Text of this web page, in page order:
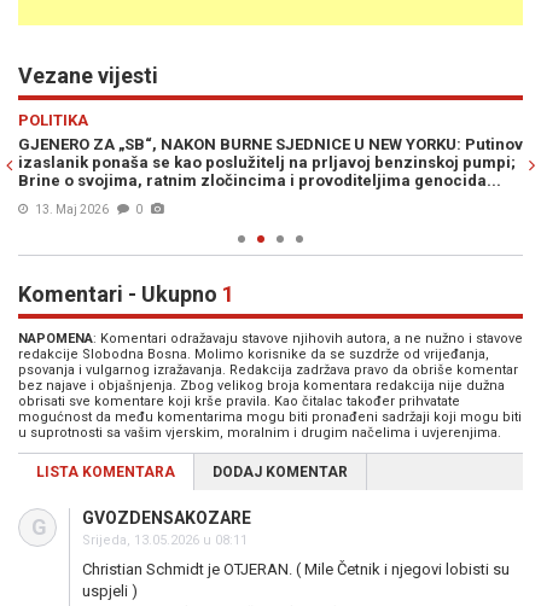
Vezane vijesti
POLITIKA
GJENERO ZA „SB“, NAKON BURNE SJEDNICE U NEW YORKU: Putinov
izaslanik ponaša se kao poslužitelj na prljavoj benzinskoj pumpi;
Brine o svojima, ratnim zločincima i provoditeljima genocida...
13. Maj 2026 0
Komentari - Ukupno 1
NAPOMENA: Komentari odražavaju stavove njihovih autora, a ne nužno i stavove
redakcije Slobodna Bosna. Molimo korisnike da se suzdrže od vrijeđanja,
psovanja i vulgarnog izražavanja. Redakcija zadržava pravo da obriše komentar
bez najave i objašnjenja. Zbog velikog broja komentara redakcija nije dužna
obrisati sve komentare koji krše pravila. Kao čitalac također prihvatate
mogućnost da među komentarima mogu biti pronađeni sadržaji koji mogu biti
u suprotnosti sa vašim vjerskim, moralnim i drugim načelima i uvjerenjima.
LISTA KOMENTARA DODAJ KOMENTAR
G GVOZDENSAKOZARE
Srijeda, 13.05.2026 u 08:11
Christian Schmidt je OTJERAN. ( Mile Četnik i njegovi lobisti su
uspjeli )